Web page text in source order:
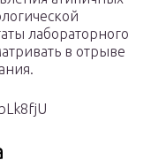
лабораторного
в отрыве